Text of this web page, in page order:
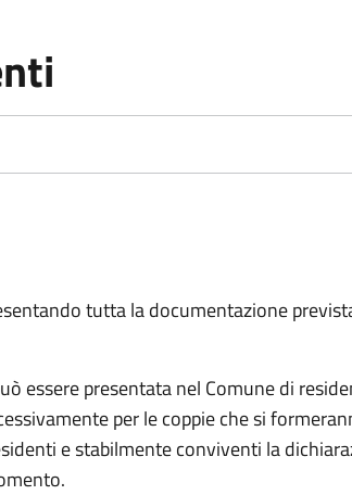
tutta la documentazione
essere presentata nel Comune di
per le coppie che si
e stabilmente conviventi la